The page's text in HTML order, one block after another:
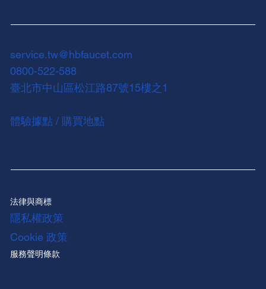
service.tw@hbfaucet.com
0800-522-588
臺北市中山區松江路87號15樓之1
體驗據點 / 購買地點
法律與商標
隱私權政策
Cookie 政策
服務聲明條款